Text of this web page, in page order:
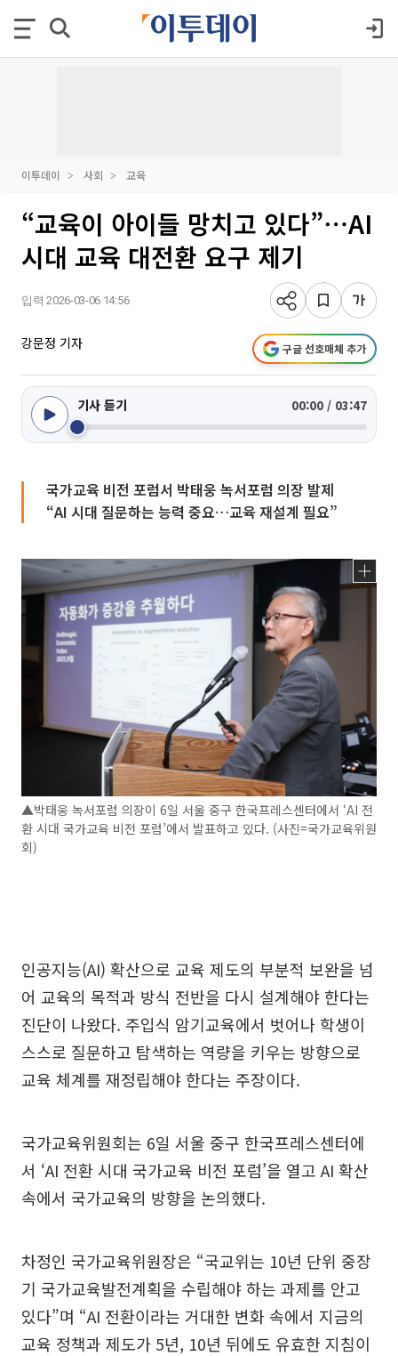
이투데이 사회 교육
“교육이 아이들 망치고 있다”⋯AI
시대 교육 대전환 요구 제기
입력 2026-03-06 14:56
강문정 기자 구글 선호매체 추가
기사 듣기 00:00 / 03:47
국가교육 비전 포럼서 박태웅 녹서포럼 의장 발제
“AI 시대 질문하는 능력 중요…교육 재설계 필요”
▲박태웅 녹서포럼 의장이 6일 서울 중구 한국프레스센터에서 ‘AI 전
환 시대 국가교육 비전 포럼’에서 발표하고 있다. (사진=국가교육위원
회)
인공지능(AI) 확산으로 교육 제도의 부분적 보완을 넘
어 교육의 목적과 방식 전반을 다시 설계해야 한다는
진단이 나왔다. 주입식 암기교육에서 벗어나 학생이
스스로 질문하고 탐색하는 역량을 키우는 방향으로
교육 체계를 재정립해야 한다는 주장이다.
국가교육위원회는 6일 서울 중구 한국프레스센터에
서 ‘AI 전환 시대 국가교육 비전 포럼’을 열고 AI 확산
속에서 국가교육의 방향을 논의했다.
차정인 국가교육위원장은 “국교위는 10년 단위 중장
기 국가교육발전계획을 수립해야 하는 과제를 안고
있다”며 “AI 전환이라는 거대한 변화 속에서 지금의
교육 정책과 제도가 5년, 10년 뒤에도 유효한 지침이